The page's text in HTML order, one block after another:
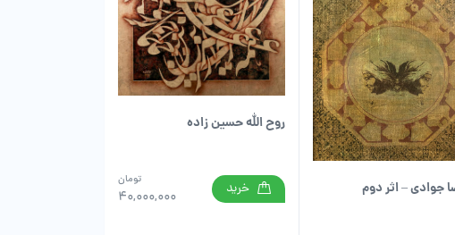
جوادی – اثر دوم
روح الله حسین زاده
40,000,000
تومان خرید